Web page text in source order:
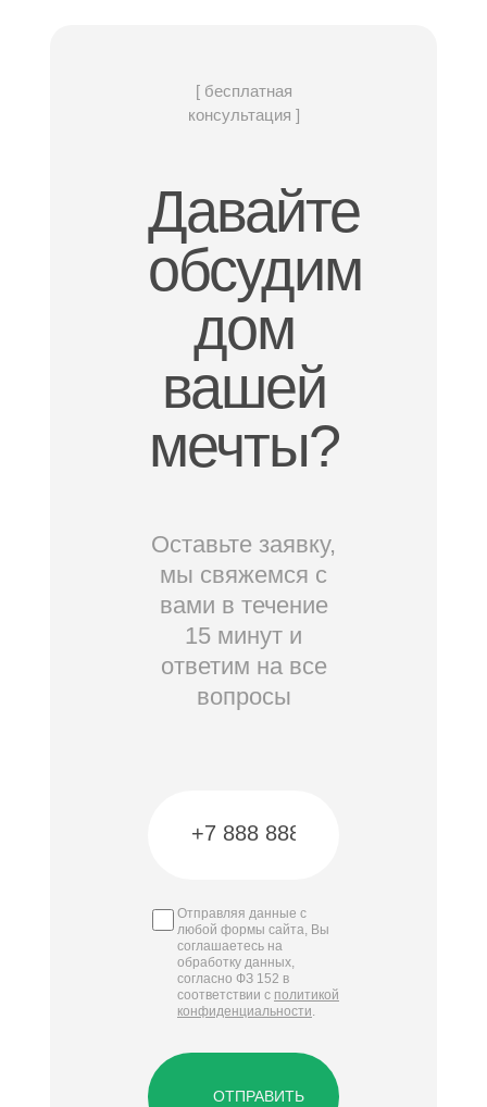
[ бесплатная
консультация ]
Давайте
обсудим
дом
вашей
мечты?
Оставьте заявку,
мы свяжемся с
вами в течение
15 минут и
ответим на все
вопросы
Отправляя данные с
любой формы сайта, Вы
соглашаетесь на
обработку данных,
согласно ФЗ 152 в
соответствии с политикой
конфиденциальности.
ОТПРАВИТЬ